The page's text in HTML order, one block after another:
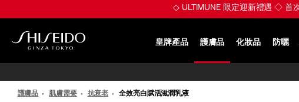
至
※ 煥發 Plumpy Glowy
皇牌產品 護膚品 化妝品 防曬
護膚品 肌膚需要 抗衰老 全效亮白賦活滋潤乳液